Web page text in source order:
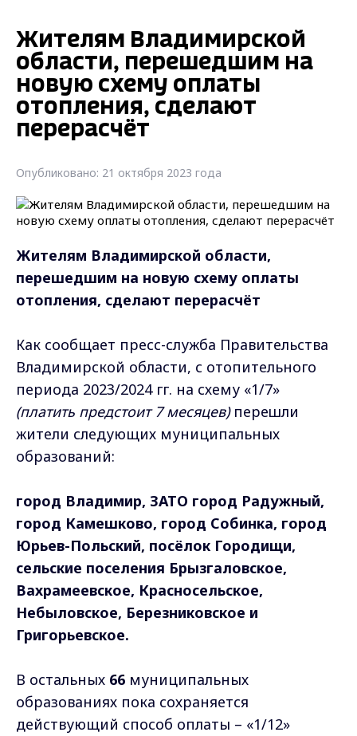
Жителям Владимирской
области, перешедшим на
новую схему оплаты
отопления, сделают
перерасчёт
Опубликовано: 21 октября 2023 года
Жителям Владимирской области,
перешедшим на новую схему оплаты
отопления, сделают перерасчёт
Как сообщает пресс-служба Правительства
Владимирской области, с отопительного
периода 2023/2024 гг. на схему «1/7»
(платить предстоит 7 месяцев)перешли
жители следующих муниципальных
образований:
город Владимир, ЗАТО город Радужный,
город Камешково, город Собинка, город
Юрьев-Польский, посёлок Городищи,
сельские поселения Брызгаловское,
Вахрамеевское, Красносельское,
Небыловское, Березниковское и
Григорьевское.
В остальных 66 муниципальных
образованиях пока сохраняется
действующий способ оплаты – «1/12»